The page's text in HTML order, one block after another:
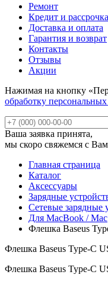
Ремонт
Кредит и рассрочка
Доставка и оплата
Гарантия и возврат
Контакты
Отзывы
Акции
Нажимая на кнопку
обработку
Ваша заявка принята,
мы скоро свяжемся с
Главная страница
Каталог
Аксессуары
Зарядные
Сетевые зарядные
Для MacBook / Mac
Флешка Baseus
Флешка Baseus Type-C
Флешка Baseus Type-C